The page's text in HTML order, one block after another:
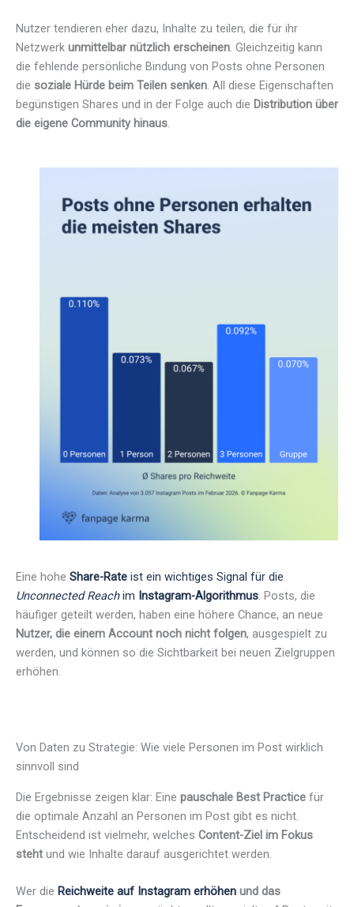
Nutzer tendieren eher dazu, Inhalte zu teilen, die für ihr
Netzwerk unmittelbar nützlich erscheinen. Gleichzeitig kann
die fehlende persönliche Bindung von Posts ohne Personen
die soziale Hürde beim Teilen senken. All diese Eigenschaften
begünstigen Shares und in der Folge auch die Distribution über
die eigene Community hinaus.
Eine hohe Share-Rate ist ein wichtiges Signal für die
Unconnected Reachim Instagram-Algorithmus . Posts, die
häufiger geteilt werden, haben eine höhere Chance, an neue
Nutzer, die einem Account noch nicht folgen, ausgespielt zu
werden, und können so die Sichtbarkeit bei neuen Zielgruppen
erhöhen.
Von Daten zu Strategie: Wie viele Personen im Post wirklich
sinnvoll sind
Die Ergebnisse zeigen klar: Eine pauschale Best Practice für
die optimale Anzahl an Personen im Post gibt es nicht.
Entscheidend ist vielmehr, welches Content-Ziel im Fokus
steht und wie Inhalte darauf ausgerichtet werden.
Wer die Reichweite auf Instagram erhöhen und das